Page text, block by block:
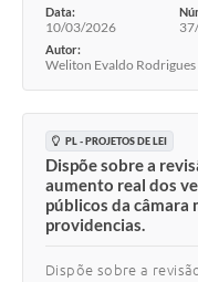
Data:
10/03/2026
Autor:
Weliton Evaldo Rodrigues
PL - PROJETOS DE LEI
Dispõe sobre a
aumento real dos
públicos da câmara
providencias.
Dispõe sobre a